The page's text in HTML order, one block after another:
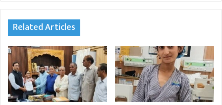
te oo
r
In am
Related Articles